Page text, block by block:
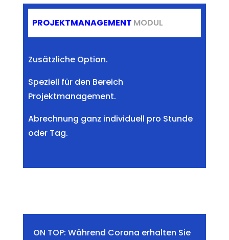
PROJEKTMANAGEMENT MODUL
Zusätzliche Option.
Speziell für den Bereich
Projektmanagement.
Abrechnung ganz individuell pro Stunde
oder Tag.
ON TOP: Während Corona erhalten Sie